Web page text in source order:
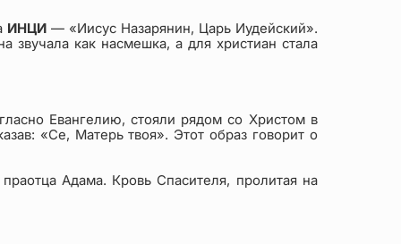
ИНЦИ— «Иисус Назарянин, Царь Иудейский».
звучала как насмешка, а для христиан стала
Евангелию, стояли рядом со Христом в
«Се, Матерь твоя». Этот образ говорит о
Адама. Кровь Спасителя, пролитая на